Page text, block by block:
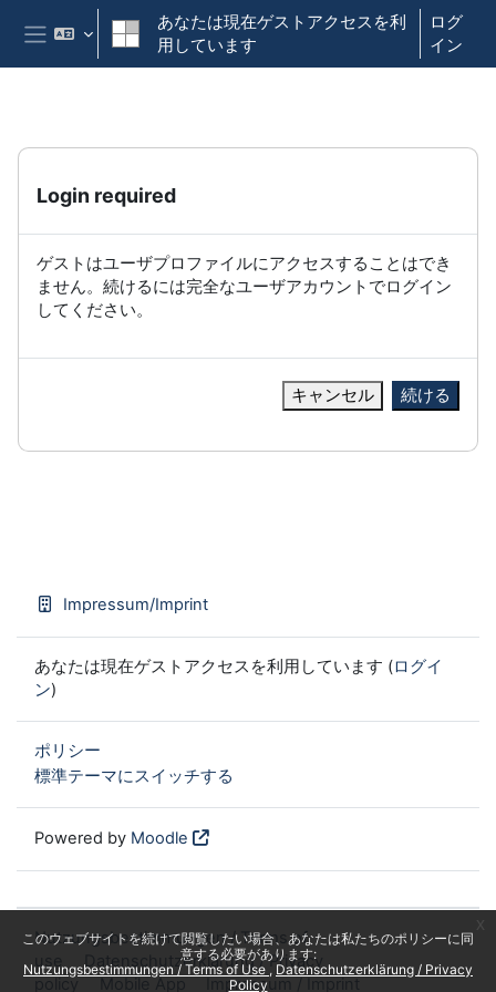
メインコンテンツへスキップする
このウェブサイトを続けて閲覧したい場合、あなたは私たちのポリシーに同
意する必要があります:
Nutzungsbestimmungen / Terms of Use
Datenschutzerklärung / Privacy
Policy
サイドパネル
あなたは現在ゲストアクセスを利
用しています
ログ
イン
Login required
ゲストはユーザプロファイルにアクセスすることはでき
ません。続けるには完全なユーザアカウントでログイン
してください。
キャンセル 続ける
Impressum/Imprint
あなたは現在ゲストアクセスを利用しています (ログイ
ン)
ポリシー
標準テーマにスイッチする
Powered by Moodle
Nutzungsbestimmungen / Terms of
use
Datenschutzerklärung / Privacy
policy
Mobile App Impressum / Imprint